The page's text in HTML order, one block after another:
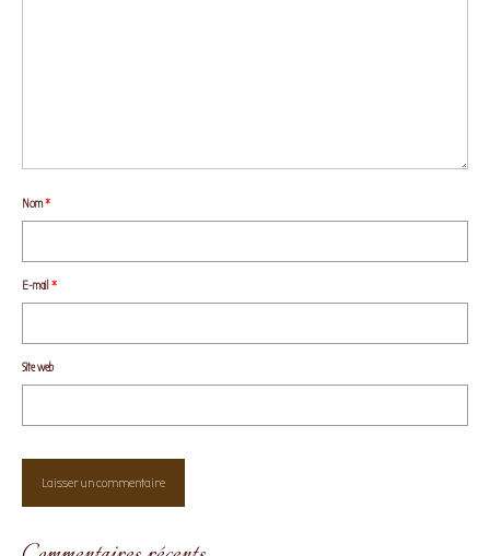
Nom*
E-mail *
Site web